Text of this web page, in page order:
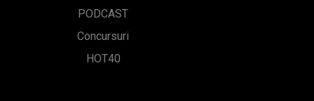
PODCAST
Concursuri
HOT40